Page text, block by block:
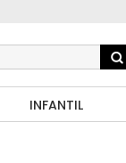
INFANTIL